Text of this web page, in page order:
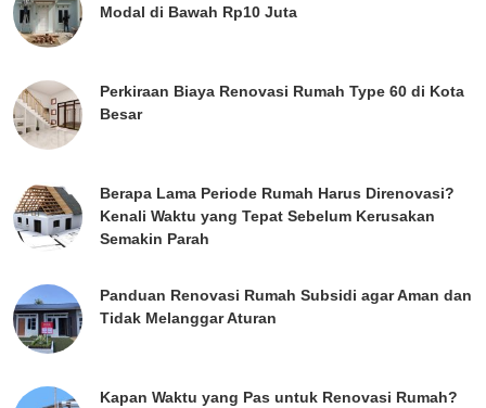
Modal di Bawah Rp10 Juta
Perkiraan Biaya Renovasi Rumah Type 60 di Kota
Besar
Berapa Lama Periode Rumah Harus Direnovasi?
Kenali Waktu yang Tepat Sebelum Kerusakan
Semakin Parah
Panduan Renovasi Rumah Subsidi agar Aman dan
Tidak Melanggar Aturan
Kapan Waktu yang Pas untuk Renovasi Rumah?